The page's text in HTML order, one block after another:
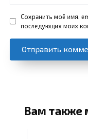
Сохранить моё имя,
последующих моих
Вам также